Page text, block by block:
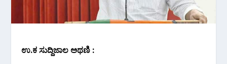
ಉ.ಕ ಸುದ್ದಿಜಾಲ ಅಥಣಿ :